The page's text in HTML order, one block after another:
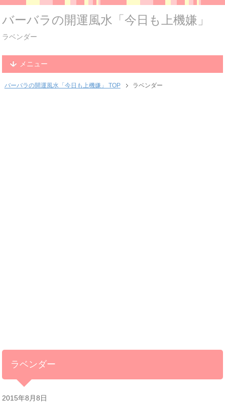
バーバラの開運風水「今日も上機嫌」
ラベンダー
メニュー
バーバラの開運風水「今日も上機嫌」 TOP ラベンダー
ラベンダー
2015年8月8日